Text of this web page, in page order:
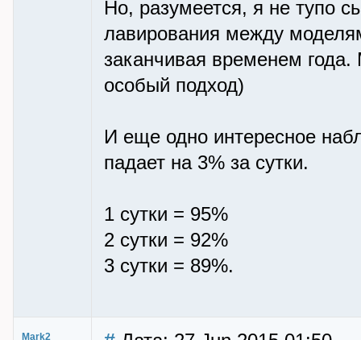
Но, разумеется, я не тупо
лавирования между
заканчивая временем
особый подход)
И еще одно интересное
падает на 3% за сутки.
1 сутки = 95%
2 сутки = 92%
3 сутки = 89%.
Mark2